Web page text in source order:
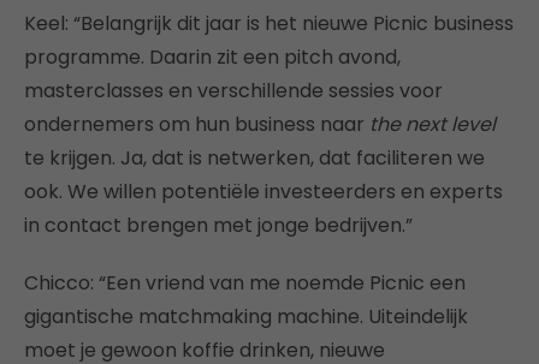
Keel: “Belangrijk dit jaar is het nieuwe Picnic business
programme. Daarin zit een pitch avond,
masterclasses en verschillende sessies voor
ondernemers om hun business naar the next level
te krijgen. Ja, dat is netwerken, dat faciliteren we
ook. We willen potentiële investeerders en experts
in contact brengen met jonge bedrijven.”
Chicco: “Een vriend van me noemde Picnic een
gigantische matchmaking machine. Uiteindelijk
moet je gewoon koffie drinken, nieuwe